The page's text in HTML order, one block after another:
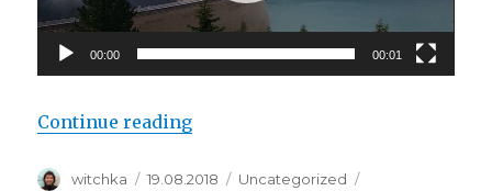
00:00 00:01
Continue reading“Плотина Шлегайс
Author
witchka
Posted
19.08.2018 Categories
Uncategorized